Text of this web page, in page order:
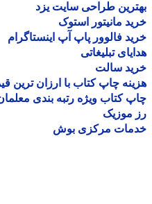
طراحی سایت یزد
مانیتور استوک
فالوور پاپ آپ اینستاگرام
تبلیغاتی
سالت
چاپ کتاب با ارزان ترین قیمت
کتاب ویژه رتبه بندی معلمان
موزیک
مرکزی بوش